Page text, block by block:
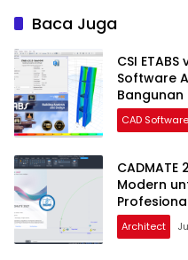
Baca Juga
CSI
Software
Bangunan
CAD Software
CADMATE
Modern
Architect